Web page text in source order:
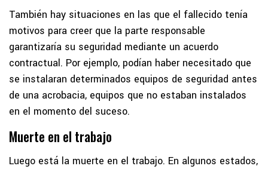
También hay situaciones en las que el fallecido tenía
motivos para creer que la parte responsable
garantizaría su seguridad mediante un acuerdo
contractual. Por ejemplo, podían haber necesitado que
se instalaran determinados equipos de seguridad antes
de una acrobacia, equipos que no estaban instalados
en el momento del suceso.
Muerte en el trabajo
Luego está la muerte en el trabajo. En algunos estados,